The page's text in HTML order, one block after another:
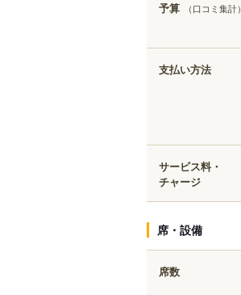
予算 （口コミ集計）
支払い方法
サービス料・
チャージ
席・設備
席数